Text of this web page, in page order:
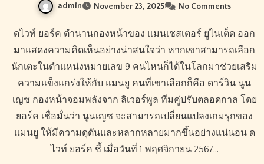
admin November 23, 2025 No Comments
ดไวท์ ยอร์ค ตำนานกองหน้าของ แมนเชสเตอร์ ยูไนเต็ด ออก
มาแสดงความคิดเห็นอย่างน่าสนใจว่า หากเขาสามารถเลือก
นักเตะในตำแหน่งหมายเลข 9 คนไหนก็ได้ในโลกมาช่วยเสริม
ความแข็งแกร่งให้กับ แมนยู คนที่เขาเลือกก็คือ ดาร์วิน นูน
เญซ กองหน้าจอมพลังจาก ลิเวอร์พูล ทีมคู่ปรับตลอดกาล โดย
ยอร์ค เชื่อมั่นว่า นูนเญซ จะสามารถเปลี่ยนแปลงเกมรุกของ
แมนยู ให้มีความดุดันและหลากหลายมากขึ้นอย่างแน่นอน ด
ไวท์ ยอร์ค ชี้ เมื่อวันที่ 1 พฤศจิกายน 2567…